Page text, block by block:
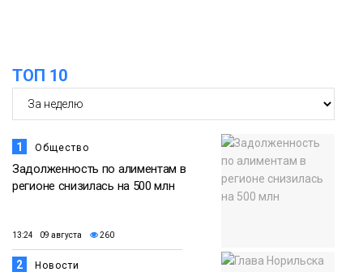
ТОП 10
1 Общество
Задолженность по алиментам в
регионе снизилась на 500 млн
13:24 09 августа 260
2 Новости